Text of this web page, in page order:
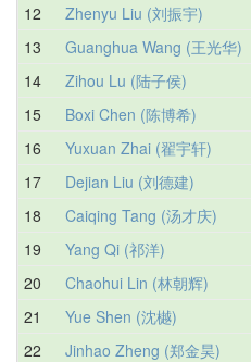
12 Zhenyu Liu (刘振宇)
13 Guanghua Wang (王光华)
14 Zihou Lu (陆子侯)
15 Boxi Chen (陈博希)
16 Yuxuan Zhai (翟宇轩)
17 Dejian Liu (刘德建)
18 Caiqing Tang (汤才庆)
19 Yang Qi (祁洋)
20 Chaohui Lin (林朝辉)
21 Yue Shen (沈樾)
22 Jinhao Zheng (郑金昊)